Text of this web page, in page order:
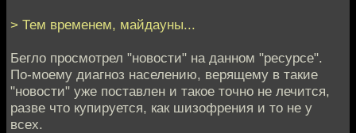
> Тем временем, майдауны...
Бегло просмотрел "новости" на данном "ресурсе".
По-моему диагноз населению, верящему в такие
"новости" уже поставлен и такое точно не лечится,
разве что купируется, как шизофрения и то не у
всех.